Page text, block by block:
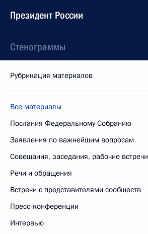
Президент России
Стенограммы
Рубрикация материалов
Все материалы
Послания Федеральному Собранию
Заявления по важнейшим вопросам
Совещания, заседания, рабочие встречи
Речи и обращения
Встречи с представителями сообществ
Пресс-конференции
Интервью